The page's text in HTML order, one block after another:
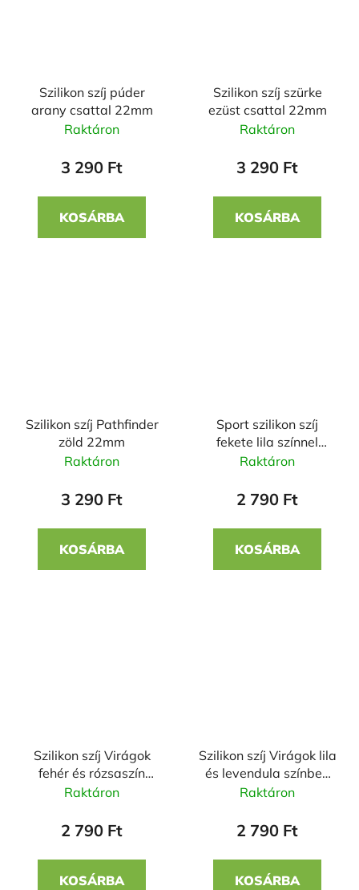
Szilikon szíj púder
arany csattal 22mm
Raktáron
3 290 Ft
KOSÁRBA
Szilikon szíj szürke
ezüst csattal 22mm
Raktáron
3 290 Ft
KOSÁRBA
Szilikon szíj Pathfinder
zöld 22mm
Raktáron
3 290 Ft
KOSÁRBA
Sport szilikon szíj
fekete lila színnel
22mm
Raktáron
2 790 Ft
KOSÁRBA
Szilikon szíj Virágok
fehér és rózsaszín
színben 22mm
Raktáron
2 790 Ft
KOSÁRBA
Szilikon szíj Virágok lila
és levendula színben
22mm
Raktáron
2 790 Ft
KOSÁRBA